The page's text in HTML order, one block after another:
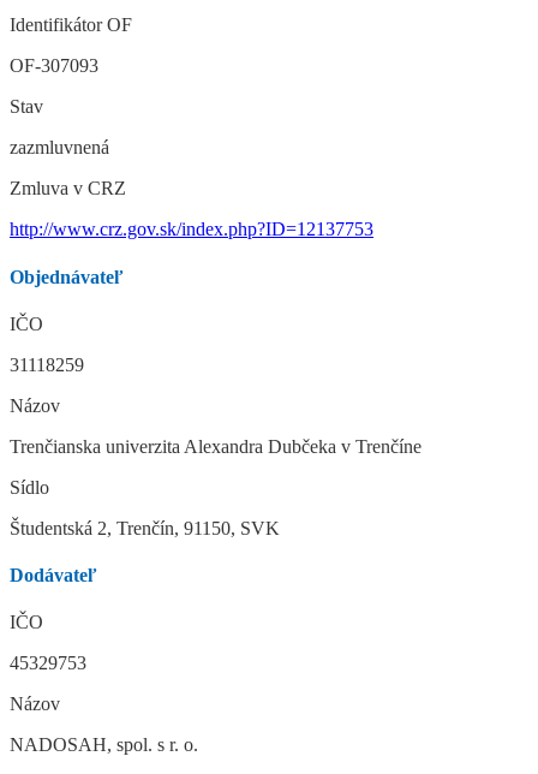
Identifikátor OF
OF-307093
Stav
zazmluvnená
Zmluva v CRZ
http://www.crz.gov.sk/index.php?ID=12137753
Objednávateľ
IČO
31118259
Názov
Trenčianska univerzita Alexandra Dubčeka v Trenčíne
Sídlo
Študentská 2, Trenčín, 91150, SVK
Dodávateľ
IČO
45329753
Názov
NADOSAH, spol. s r. o.